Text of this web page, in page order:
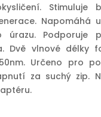
Stimuluje
Napomáhá
úrazu. Podporuje
Dvě vlnové délky
Určeno pro
za suchý zip.